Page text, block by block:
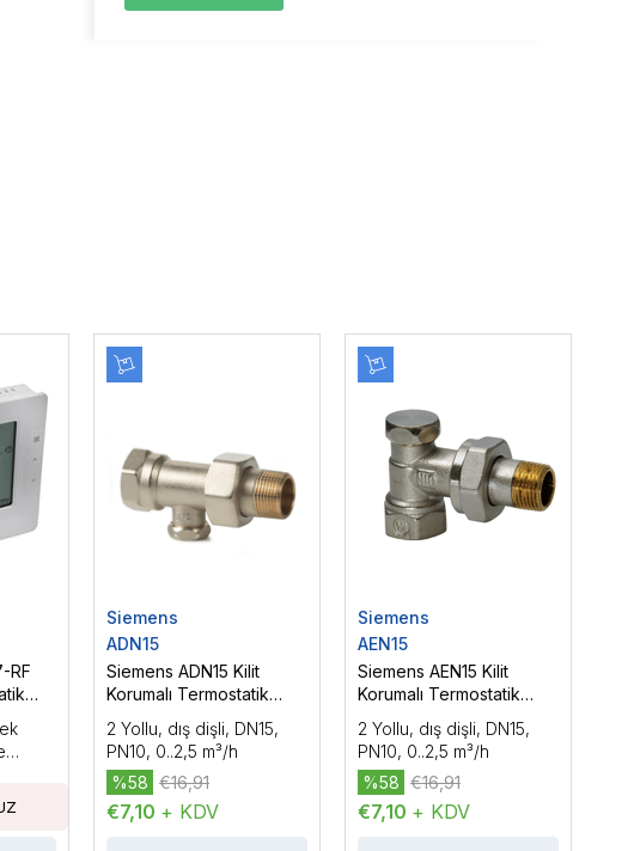
RF
Siemens
ADN15
Siemens ADN15 Kilit
Korumalı Termostatik
DN15, PN10
2 Yollu, dış dişli, DN15,
PN10, 0..2,5 m³/h
€7,10 + KDV
%58 €16,91
Siemens
AEN15
Siemens AEN15 Kilit
Korumalı Termostatik
DN15, PN10
2 Yollu, dış dişli, DN15,
PN10, 0..2,5 m³/h
€7,10 + KDV
%58 €16,91